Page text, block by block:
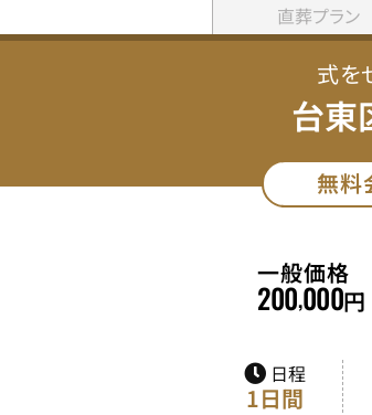
直葬プラン
式を
台東
無料
一般価格
200,000円
日程
1日間